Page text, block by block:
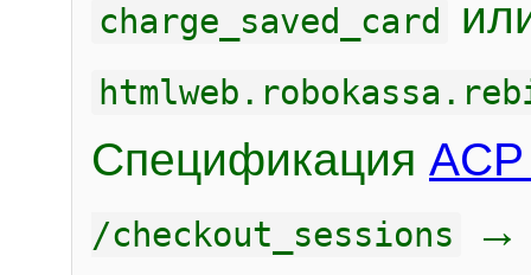
charge_saved_card
Спецификация
/checkout_sessions